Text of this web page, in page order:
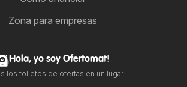
Zona para empresas
Hola, yo soy Ofertomat!
los folletos de ofertas en un lugar